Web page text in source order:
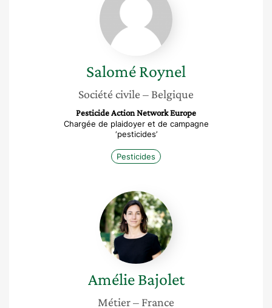
SaloméRoynel
Société civile – Belgique
Pesticide Action Network Europe
Chargée de plaidoyer et de campagne
‘pesticides’
Pesticides
Amélie
Bajolet
Amélie Bajolet
Métier– France